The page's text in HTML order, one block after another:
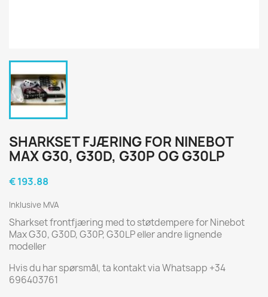
SHARKSET FJÆRING FOR NINEBOT
MAX G30, G30D, G30P OG G30LP
€ 193.88
Inklusive MVA
Sharkset frontfjæring med to støtdempere for Ninebot
Max G30, G30D, G30P, G30LP eller andre lignende
modeller
Hvis du har spørsmål, ta kontakt via Whatsapp +34
696403761